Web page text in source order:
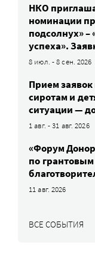
НКО
номинации
подсолнух»
успеха».
8 июл. - 8 сен. 2026
Прием
сиротам и
ситуации —
1 авг. - 31 авг. 2026
«Форум
по
11 авг. 2026
ВСЕ СОБЫТИЯ